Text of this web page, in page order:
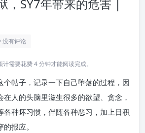
，SY7年带来的危害 |
没有评论
需要花费 4 分钟才能阅读完成。
个帖子，记录一下自己堕落的过程，因
在人的头脑里滋生很多的欲望、贪念，
各种坏习惯，伴随各种恶习，加上日积
报应。